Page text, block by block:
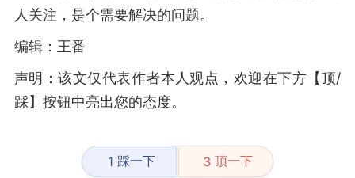
人关注，是个需要解决的问题。
编辑：王番
声明：该文仅代表作者本人观点，欢迎在下方【顶/
踩】按钮中亮出您的态度。
1 踩一下 3 顶一下